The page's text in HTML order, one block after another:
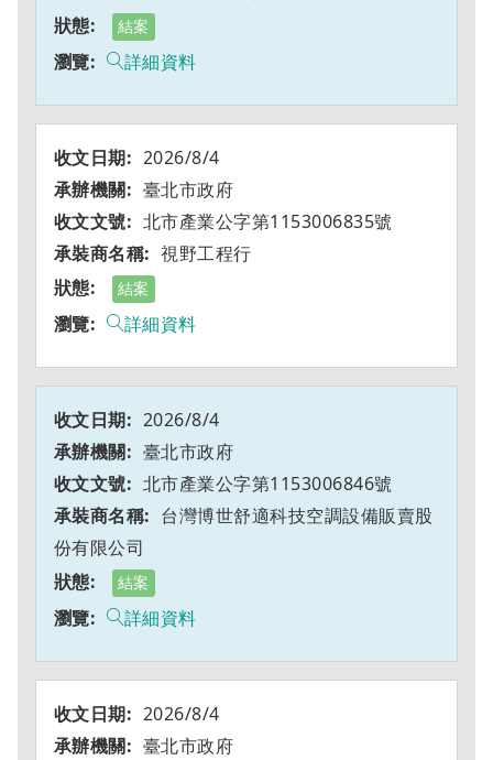
結案
詳細資料
2026/8/4
臺北市政府
北市產業公字第1153006835號
視野工程行
結案
詳細資料
2026/8/4
臺北市政府
北市產業公字第1153006846號
台灣博世舒適科技空調設備販賣股
份有限公司
結案
詳細資料
2026/8/4
臺北市政府